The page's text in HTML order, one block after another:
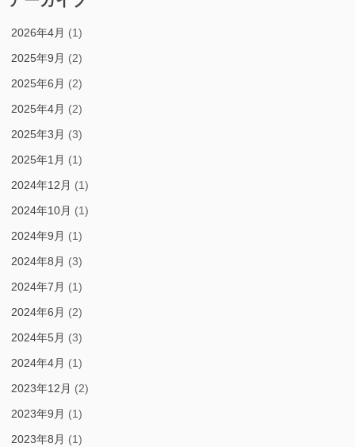
2026年4月 (1)
2025年9月 (2)
2025年6月 (2)
2025年4月 (2)
2025年3月 (3)
2025年1月 (1)
2024年12月 (1)
2024年10月 (1)
2024年9月 (1)
2024年8月 (3)
2024年7月 (1)
2024年6月 (2)
2024年5月 (3)
2024年4月 (1)
2023年12月 (2)
2023年9月 (1)
2023年8月 (1)